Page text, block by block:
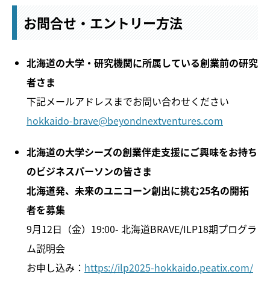
お問合せ・エントリー方法
北海道の大学・研究機関に所属している創業前の研究
者さま
下記メールアドレスまでお問い合わせください
hokkaido-brave@beyondnextventures.com
北海道の大学シーズの創業伴走支援にご興味をお持ち
のビジネスパーソンの皆さま
北海道発、未来のユニコーン創出に挑む25名の開拓
者を募集
9月12日（金）19:00- 北海道BRAVE/ILP18期プログラ
ム説明会
お申し込み： https://ilp2025-hokkaido.peatix.com/